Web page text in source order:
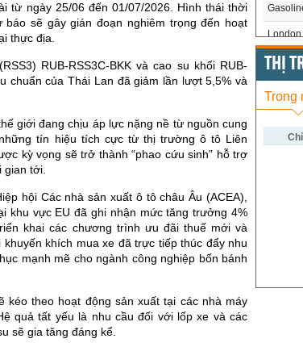
từ ngày 25/06 đến 01/07/2026. Hình thái thời
sẽ gây gián đoạn nghiêm trọng đến hoạt
thực địa.
RUB-RSS3C-BKK và cao su khối RUB-
chuẩn của Thái Lan đã giảm lần lượt 5,5% và
giới đang chịu áp lực nặng nề từ nguồn cung
tín hiệu tích cực từ thị trường ô tô Liên
kỳ vọng sẽ trở thành “phao cứu sinh” hỗ trợ
gian tới.
hội Các nhà sản xuất ô tô châu Âu (ACEA),
khu vực EU đã ghi nhận mức tăng trưởng 4%
khai các chương trình ưu đãi thuế mới và
khích mua xe đã trực tiếp thúc đẩy nhu
mạnh mẽ cho ngành công nghiệp bốn bánh
kéo theo hoạt động sản xuất tại các nhà máy
quả tất yếu là nhu cầu đối với lốp xe và các
sẽ gia tăng đáng kể.
London
US
US
US
THỊ
Trong